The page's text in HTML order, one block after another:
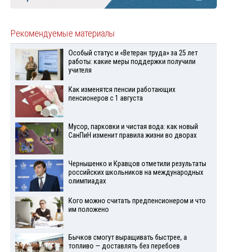
Рекомендуемые материалы
Особый статус и «Ветеран труда» за 25 лет
работы: какие меры поддержки получили
учителя
Как изменятся пенсии работающих
пенсионеров с 1 августа
Мусор, парковки и чистая вода: как новый
СанПиН изменит правила жизни во дворах
Чернышенко и Кравцов отметили результаты
российских школьников на международных
олимпиадах
Кого можно считать предпенсионером и что
им положено
Бычков смогут выращивать быстрее, а
топливо — доставлять без перебоев